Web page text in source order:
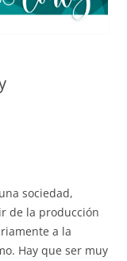
sociedad,
de la producción
a la
Hay que ser muy